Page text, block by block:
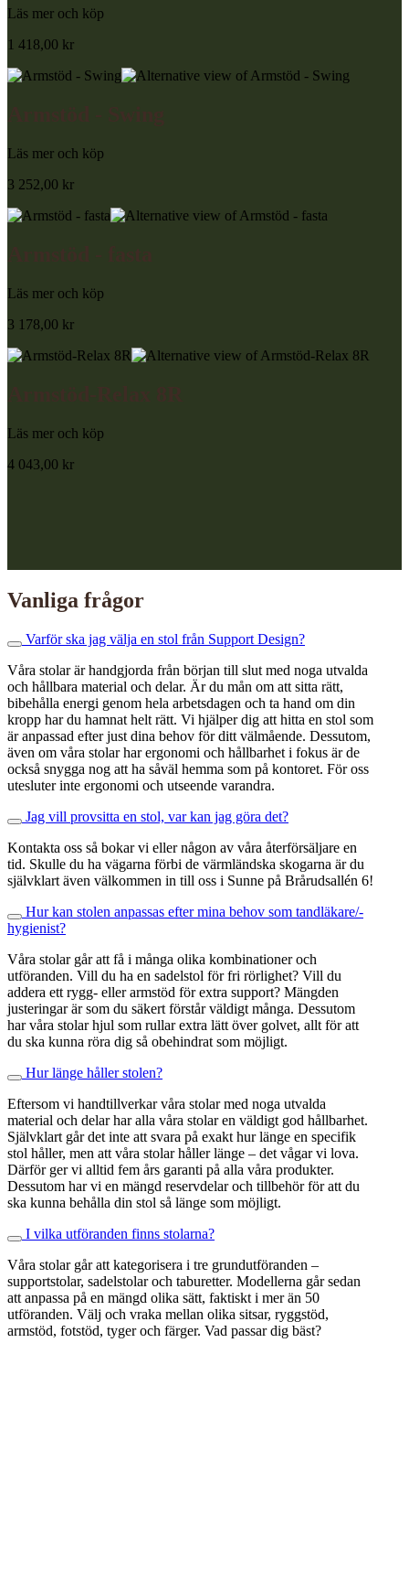
Läs mer och köp
1 418,00 kr
Läs mer och köp
3 252,00 kr
Läs mer och köp
3 178,00 kr
Läs mer och köp
4 043,00 kr
Vanliga frågor
Varför ska jag välja en stol från Support Design?
Våra stolar är handgjorda från början till slut med noga utvalda
och hållbara material och delar. Är du mån om att sitta rätt,
bibehålla energi genom hela arbetsdagen och ta hand om din
kropp har du hamnat helt rätt. Vi hjälper dig att hitta en stol som
är anpassad efter just dina behov för ditt välmående. Dessutom,
även om våra stolar har ergonomi och hållbarhet i fokus är de
också snygga nog att ha såväl hemma som på kontoret. För oss
utesluter inte ergonomi och utseende varandra.
Jag vill provsitta en stol, var kan jag göra det?
Kontakta oss så bokar vi eller någon av våra återförsäljare en
tid. Skulle du ha vägarna förbi de värmländska skogarna är du
självklart även välkommen in till oss i Sunne på Brårudsallén 6!
Hur kan stolen anpassas efter mina behov som tandläkare/-
hygienist?
Våra stolar går att få i många olika kombinationer och
utföranden. Vill du ha en sadelstol för fri rörlighet? Vill du
addera ett rygg- eller armstöd för extra support? Mängden
justeringar är som du säkert förstår väldigt många. Dessutom
har våra stolar hjul som rullar extra lätt över golvet, allt för att
du ska kunna röra dig så obehindrat som möjligt.
Hur länge håller stolen?
Eftersom vi handtillverkar våra stolar med noga utvalda
material och delar har alla våra stolar en väldigt god hållbarhet.
Självklart går det inte att svara på exakt hur länge en specifik
stol håller, men att våra stolar håller länge – det vågar vi lova.
Därför ger vi alltid fem års garanti på alla våra produkter.
Dessutom har vi en mängd reservdelar och tillbehör för att du
ska kunna behålla din stol så länge som möjligt.
I vilka utföranden finns stolarna?
Våra stolar går att kategorisera i tre grundutföranden –
supportstolar, sadelstolar och taburetter. Modellerna går sedan
att anpassa på en mängd olika sätt, faktiskt i mer än 50
utföranden. Välj och vraka mellan olika sitsar, ryggstöd,
armstöd, fotstöd, tyger och färger. Vad passar dig bäst?